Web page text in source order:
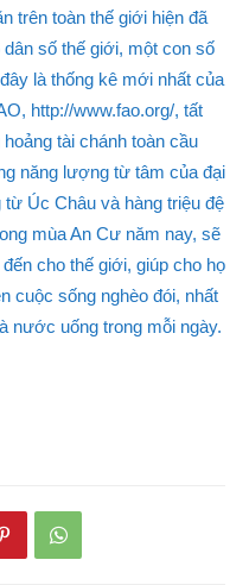
trên toàn thế giới hiện đã
số thế giới, một con số
là thống kê mới nhất của
http://www.fao.org/, tất
tài chánh toàn cầu
năng lượng từ tâm của đại
Úc Châu và hàng triệu đệ
mùa An Cư năm nay, sẽ
cho thế giới, giúp cho họ
cuộc sống nghèo đói, nhất
nước uống trong mỗi ngày.